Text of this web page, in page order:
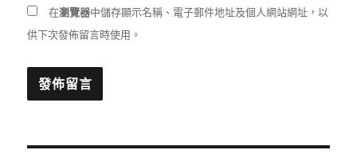
在瀏覽器中儲存顯示名稱、電子郵件地址及個人網站網址，以
供下次發佈留言時使用。